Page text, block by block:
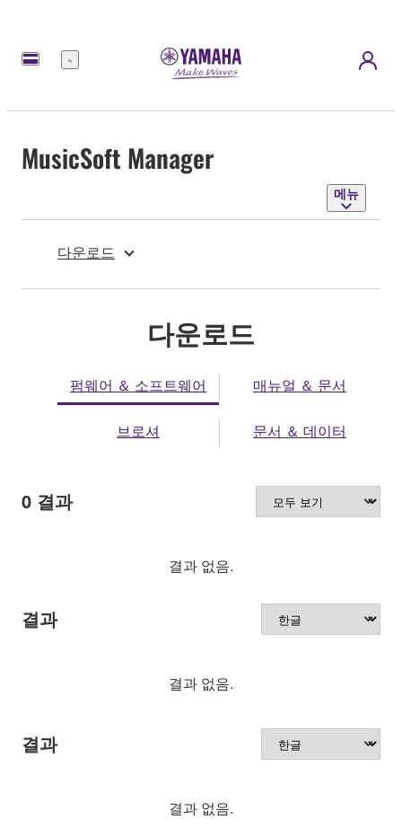
메
MusicSoft Manager
메뉴
다운로드
다운로드
펌웨어 ＆ 소프트웨어 매뉴얼 ＆ 문서
브로셔 문서 ＆ 데이터
0 결과
결과 없음.
결과
결과 없음.
결과
결과 없음.